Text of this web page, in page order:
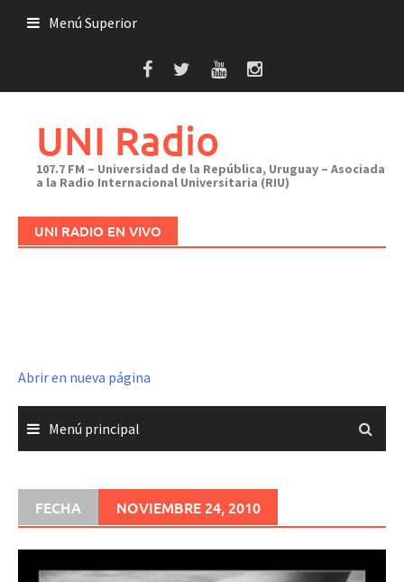
Menú Superior
UNI Radio
107.7 FM – Universidad de la República, Uruguay – Asociada
a la Radio Internacional Universitaria (RIU)
UNI RADIO EN VIVO
Abrir en nueva página
Menú principal
FECHA NOVIEMBRE 24, 2010